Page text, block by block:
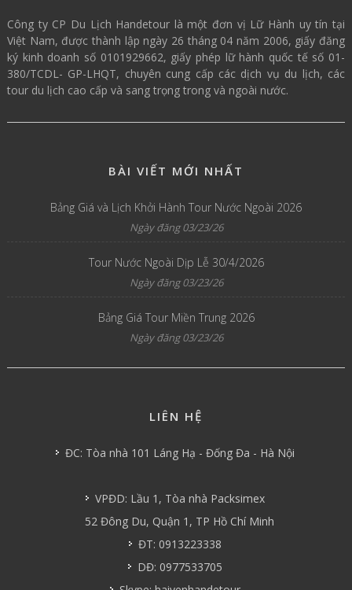
Công ty CP Du Lịch Handetour là một đơn vị Lữ Hành uy tín tại
Việt Nam, được thành lập ngày 26 tháng 04 năm 2006, giấy đăng
ký kinh doanh số 0101929662, giấy phép lữ hành quốc tế số 01-
380/TCDL- GP-LHQT, chuyên cung cấp các dịch vụ du lịch, các
tour du lịch cao cấp và sang trọng trong và ngoài nước.
BÀI VIẾT MỚI NHẤT
Bảng Giá và Lịch Khởi Hành Tour Nước Ngoài 2026
Ngày đăng 03/23/26
Tour Nước Ngoài Dịp Lễ 30/4/2026
Ngày đăng 03/23/26
Bảng Giá Tour Miền Trung 2026
Ngày đăng 03/23/26
LIÊN HỆ
ĐC: Tòa nhà 101 Láng Hạ - Đống Đa - Hà Nội
VPĐD: Lầu 1, Tòa nhà Packsimex
52 Đông Du, Quận 1, TP Hồ Chí Minh
ĐT: 0913223338
DĐ: 0977533705